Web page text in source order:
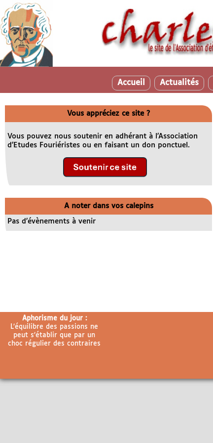
Accueil Actualités
Vous appréciez ce site ?
Vous pouvez nous soutenir en adhérant à l’Association
d’Etudes Fouriéristes ou en faisant un don ponctuel.
A noter dans vos calepins
Pas d’évènements à venir
Aphorisme du jour :
L’équilibre des passions ne
peut s’établir que par un
choc régulier des contraires